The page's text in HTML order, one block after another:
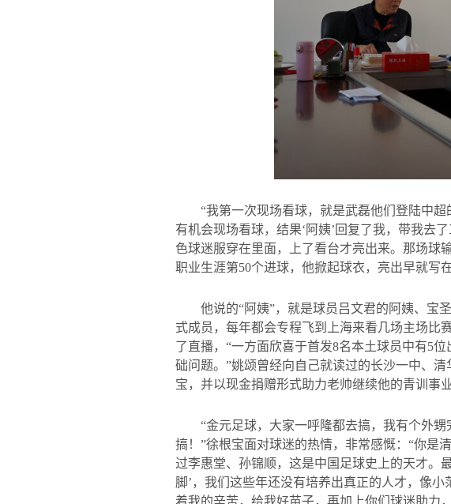
“我第一次现场看球，就是武磊他们登陆中
有机会现场看球，结果‘阿姨’回复了我，带我去
色球迷服穿在里面，上了看台才亮出来。那场球
职业生涯第50个进球，他掀起球衣，亮出早就写
他说的“阿姨”，就是球员吕文君的阿姨、宝
式成员，每年都会专程飞到上海来看几场主场比
了直播，“一方面欣喜于首发8名本土球员中有5位
础问题。”姚颂曾经向自己就读过的长沙一中、
宝，并以现金捐赠形式助力老帅继续他的青训事业
“金元足球，大家一呼隆都去搞，我有个外
搞！”徐根宝面对球迷的热情，非常感慨：“你是
过李惠堂、孙锦顺，这是中国足球史上的天才。
脚’，我们这些年还没有培养出真正的人才，像
着我的辛苦，给我好苗子，再加上你们球迷助力